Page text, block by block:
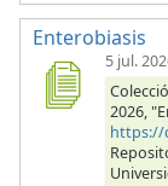
Enterobiasis
5 jul.
2026,
https://